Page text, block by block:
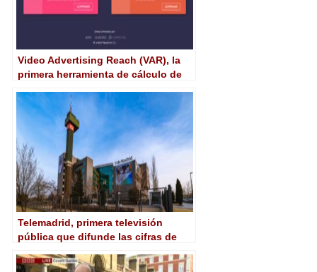
Video Advertising Reach (VAR), la
primera herramienta de cálculo de
televisión como en digital
Telemadrid, primera televisión
pública que difunde las cifras de
a 2019